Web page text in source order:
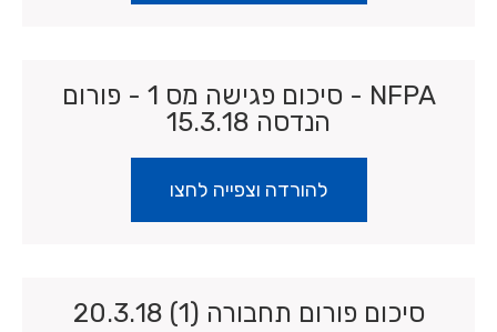
NFPA - סיכום פגישה מס 1 - פורום
הנדסה 15.3.18
להורדה וצפייה לחצו
סיכום פורום תחבורה (1) 20.3.18